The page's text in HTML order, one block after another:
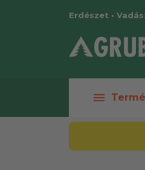
Erdészet •
menu